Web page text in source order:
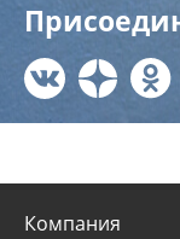
Компания